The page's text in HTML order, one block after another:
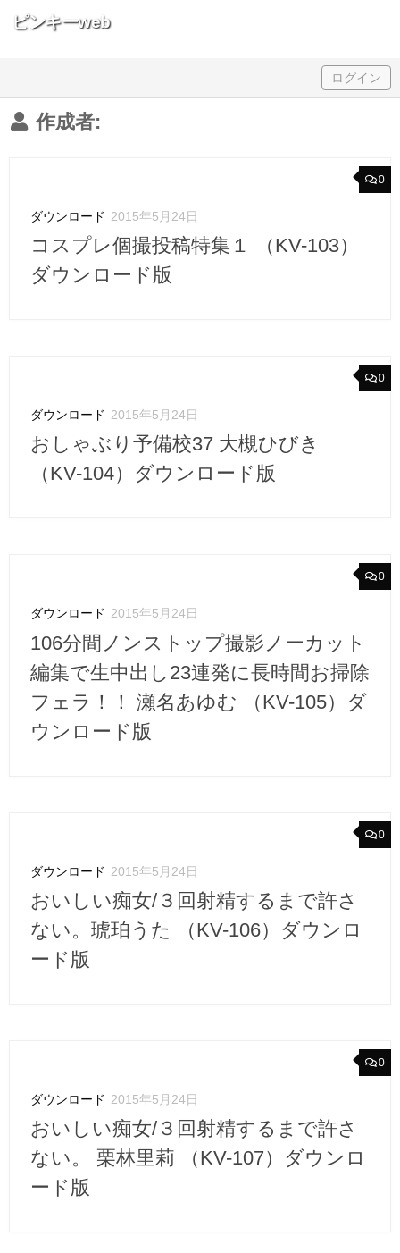
Skip to content
ピンキーweb
ログイン
作成者:
0
ダウンロード 2015年5月24日
コスプレ個撮投稿特集１ （KV-103）
ダウンロード版
0
ダウンロード 2015年5月24日
おしゃぶり予備校37 大槻ひびき
（KV-104）ダウンロード版
0
ダウンロード 2015年5月24日
106分間ノンストップ撮影ノーカット
編集で生中出し23連発に長時間お掃除
フェラ！！ 瀬名あゆむ （KV-105）ダ
ウンロード版
0
ダウンロード 2015年5月24日
おいしい痴女/３回射精するまで許さ
ない。琥珀うた （KV-106）ダウンロ
ード版
0
ダウンロード 2015年5月24日
おいしい痴女/３回射精するまで許さ
ない。 栗林里莉 （KV-107）ダウンロ
ード版